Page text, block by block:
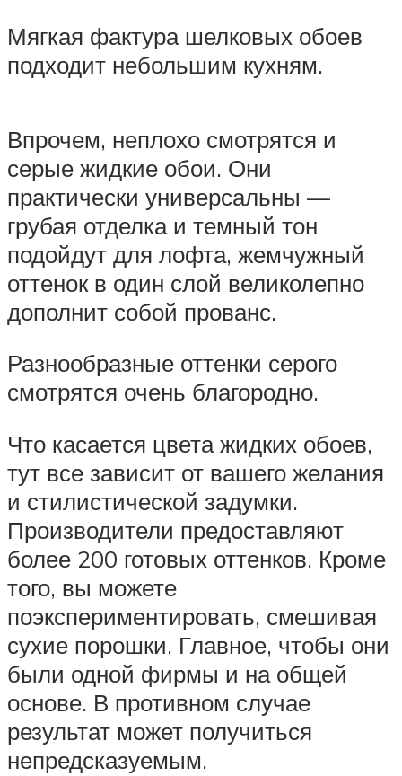
Мягкая фактура шелковых обоев
подходит небольшим кухням.
Впрочем, неплохо смотрятся и
серые жидкие обои. Они
практически универсальны —
грубая отделка и темный тон
подойдут для лофта, жемчужный
оттенок в один слой великолепно
дополнит собой прованс.
Разнообразные оттенки серого
смотрятся очень благородно.
Что касается цвета жидких обоев,
тут все зависит от вашего желания
и стилистической задумки.
Производители предоставляют
более 200 готовых оттенков. Кроме
того, вы можете
поэкспериментировать, смешивая
сухие порошки. Главное, чтобы они
были одной фирмы и на общей
основе. В противном случае
результат может получиться
непредсказуемым.